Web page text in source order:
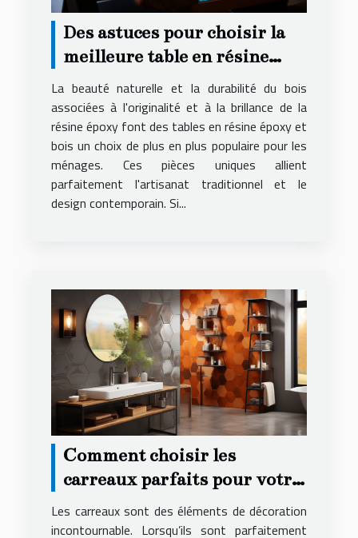
Des astuces pour choisir la
meilleure table en résine
époxy et bois pour votre
logement
La beauté naturelle et la durabilité du bois
associées à l'originalité et à la brillance de la
résine époxy font des tables en résine époxy et
bois un choix de plus en plus populaire pour les
ménages. Ces pièces uniques allient
parfaitement l'artisanat traditionnel et le
design contemporain. Si...
Comment choisir les
carreaux parfaits pour votre
décoration ?
Les carreaux sont des éléments de décoration
incontournable. Lorsqu’ils sont parfaitement